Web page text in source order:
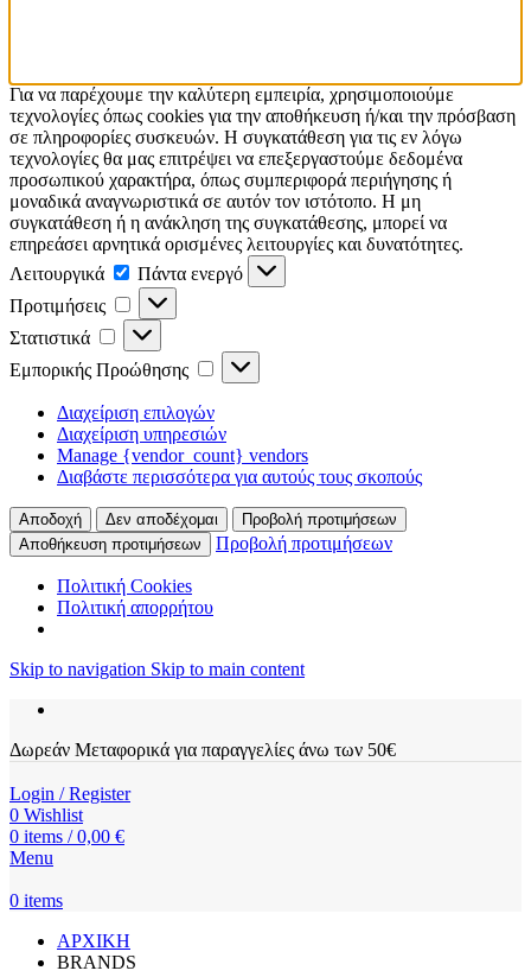
Για να παρέχουμε την καλύτερη εμπειρία, χρησιμοποιούμε
τεχνολογίες όπως cookies για την αποθήκευση ή/και την πρόσβαση
σε πληροφορίες συσκευών. Η συγκατάθεση για τις εν λόγω
τεχνολογίες θα μας επιτρέψει να επεξεργαστούμε δεδομένα
προσωπικού χαρακτήρα, όπως συμπεριφορά περιήγησης ή
μοναδικά αναγνωριστικά σε αυτόν τον ιστότοπο. Η μη
συγκατάθεση ή η ανάκληση της συγκατάθεσης, μπορεί να
επηρεάσει αρνητικά ορισμένες λειτουργίες και δυνατότητες.
Λειτουργικά
Λειτουργικά
Πάντα ενεργό
Προτιμήσεις
Προτιμήσεις
Στατιστικά Στατιστικά
Εμπορικής Προώθησης
Εμπορικής
Προώθησης
Διαχείριση επιλογών
Διαχείριση υπηρεσιών
Manage {vendor_count} vendors
Διαβάστε περισσότερα για αυτούς τους σκοπούς
Αποδοχή Δεν αποδέχομαι
Προβολή προτιμήσεων
Αποθήκευση προτιμήσεων
Προβολή προτιμήσεων
Πολιτική Cookies
Πολιτική απορρήτου
Skip to navigation Skip to main content
Δωρεάν Μεταφορικά για παραγγελίες άνω των 50€
Login / Register
0 Wishlist
0 items / 0,00 €
Menu
0 items
ΑΡΧΙΚΗ
BRANDS